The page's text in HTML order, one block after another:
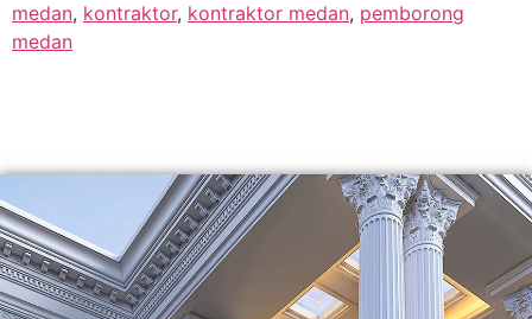
medan, kontraktor, kontraktor medan, pemborong
medan